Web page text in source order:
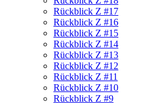
Rückblick Z #17
Rückblick Z #16
Rückblick Z #15
Rückblick Z #14
Rückblick Z #13
Rückblick Z #12
Rückblick Z #11
Rückblick Z #10
Rückblick Z #9